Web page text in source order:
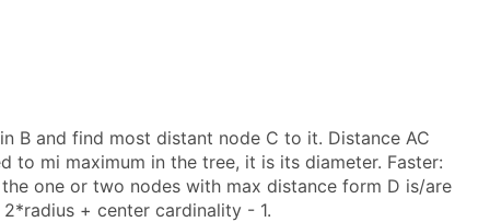
B and find most distant node C to it. Distance AC
to mi maximum in the tree, it is its diameter. Faster:
one or two nodes with max distance form D is/are
+ center cardinality - 1.